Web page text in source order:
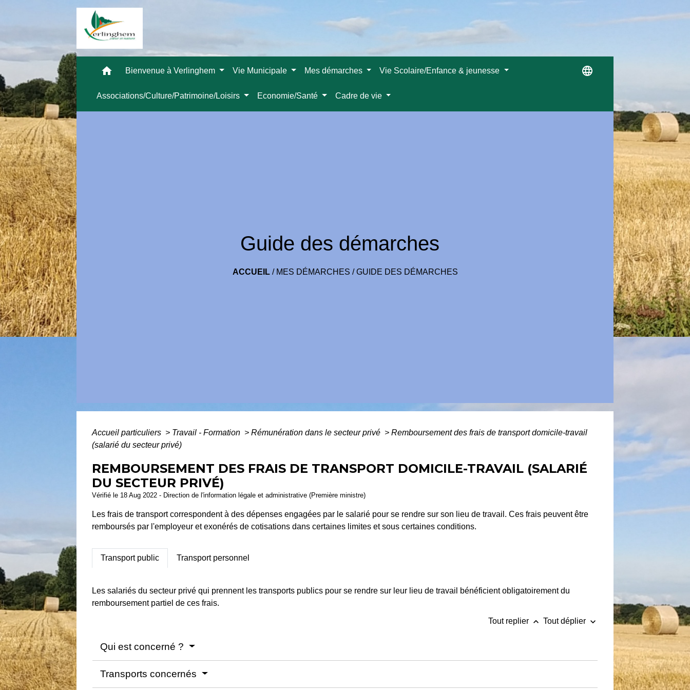
home Bienvenue à Verlinghem Vie Municipale Mes démarches Vie Scolaire/Enfance & jeunesse
Associations/Culture/Patrimoine/Loisirs Economie/Santé Cadre de vie
language
Guide des démarches
ACCUEIL/ MES DÉMARCHES /GUIDE DES DÉMARCHES
Accueil particuliers > Travail - Formation > Rémunération dans le secteur privé > Remboursement des frais de transport domicile-travail
(salarié du secteur privé)
REMBOURSEMENT DES FRAIS DE TRANSPORT DOMICILE-TRAVAIL (SALARIÉ
DU SECTEUR PRIVÉ)
Vérifié le 18 Aug 2022 - Direction de l'information légale et administrative (Première ministre)
Les frais de transport correspondent à des dépenses engagées par le salarié pour se rendre sur son lieu de travail. Ces frais peuvent être
remboursés par l'employeur et exonérés de cotisations dans certaines limites et sous certaines conditions.
Transport public Transport personnel
Les salariés du secteur privé qui prennent les transports publics pour se rendre sur leur lieu de travail bénéficient obligatoirement du
remboursement partiel de ces frais.
Tout replier keyboard_arrow_up Tout déplier keyboard_arrow_down
Qui est concerné ?
Transports concernés